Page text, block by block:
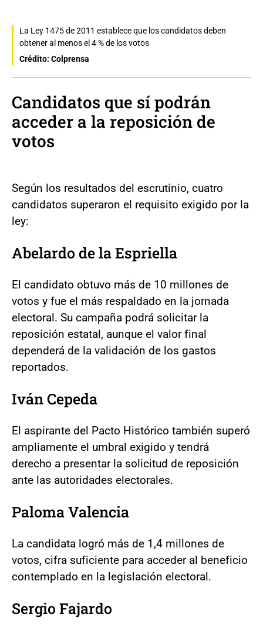
La Ley 1475 de 2011 establece que los candidatos deben
obtener al menos el 4 % de los votos
Crédito: Colprensa
Candidatos que sí podrán
acceder a la reposición de
votos
Según los resultados del escrutinio, cuatro
candidatos superaron el requisito exigido por la
ley:
Abelardo de la Espriella
El candidato obtuvo más de 10 millones de
votos y fue el más respaldado en la jornada
electoral. Su campaña podrá solicitar la
reposición estatal, aunque el valor final
dependerá de la validación de los gastos
reportados.
Iván Cepeda
El aspirante del Pacto Histórico también superó
ampliamente el umbral exigido y tendrá
derecho a presentar la solicitud de reposición
ante las autoridades electorales.
Paloma Valencia
La candidata logró más de 1,4 millones de
votos, cifra suficiente para acceder al beneficio
contemplado en la legislación electoral.
Sergio Fajardo